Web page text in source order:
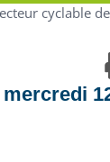
cyclable